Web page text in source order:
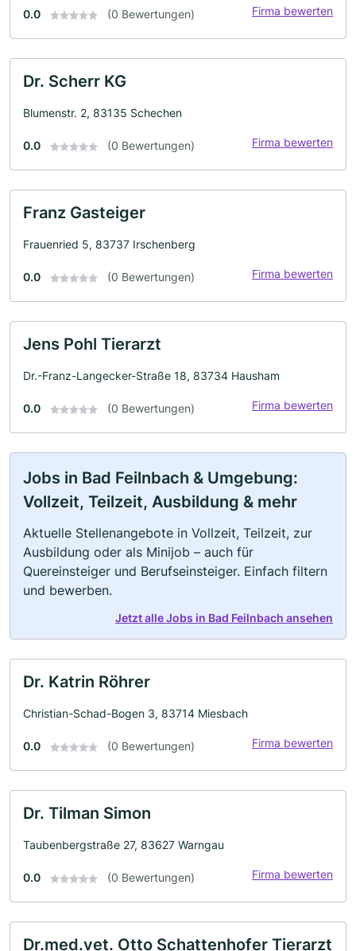
0.0 (0 Bewertungen) Firma bewerten
Dr. Scherr KG
Blumenstr. 2, 83135 Schechen
0.0 (0 Bewertungen) Firma bewerten
Franz Gasteiger
Frauenried 5, 83737 Irschenberg
0.0 (0 Bewertungen) Firma bewerten
Jens Pohl Tierarzt
Dr.-Franz-Langecker-Straße 18, 83734 Hausham
0.0 (0 Bewertungen) Firma bewerten
Jobs in Bad Feilnbach & Umgebung:
Vollzeit, Teilzeit, Ausbildung & mehr
Aktuelle Stellenangebote in Vollzeit, Teilzeit, zur
Ausbildung oder als Minijob – auch für
Quereinsteiger und Berufseinsteiger. Einfach filtern
und bewerben.
Jetzt alle Jobs in Bad Feilnbach ansehen
Dr. Katrin Röhrer
Christian-Schad-Bogen 3, 83714 Miesbach
0.0 (0 Bewertungen) Firma bewerten
Dr. Tilman Simon
Taubenbergstraße 27, 83627 Warngau
0.0 (0 Bewertungen) Firma bewerten
Dr.med.vet. Otto Schattenhofer Tierarzt